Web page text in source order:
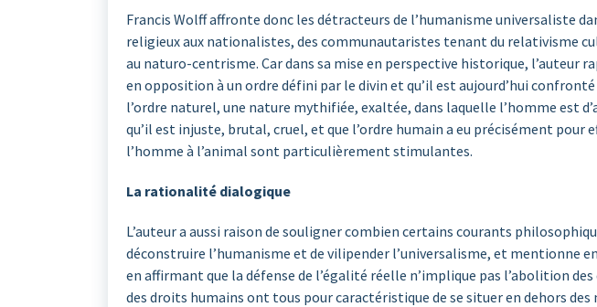
Francis Wolff affronte donc les détracteurs de l’humanisme universaliste
religieux aux nationalistes, des communautaristes tenant du relativisme
au naturo-centrisme. Car dans sa mise en perspective historique, l’auteur
en opposition à un ordre défini par le divin et qu’il est aujourd’hui
l’ordre naturel, une nature mythifiée, exaltée, dans laquelle l’homme est
qu’il est injuste, brutal, cruel, et que l’ordre humain a eu précisément pour
l’homme à l’animal sont particulièrement stimulantes.
La rationalité dialogique
L’auteur a aussi raison de souligner combien certains courants
déconstruire l’humanisme et de vilipender l’universalisme, et mentionne
en affirmant que la défense de l’égalité réelle n’implique pas l’abolition
des droits humains ont tous pour caractéristique de se situer en dehors